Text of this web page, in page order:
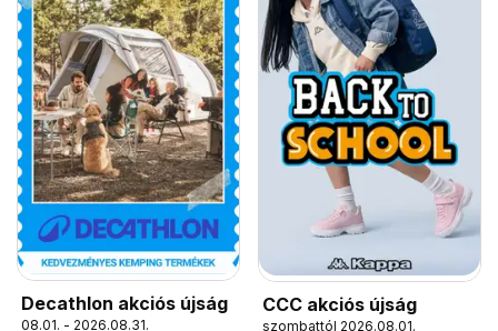
Decathlon akciós újság
08.01. - 2026.08.31.
CCC akciós újság
szombattól 2026.08.01.